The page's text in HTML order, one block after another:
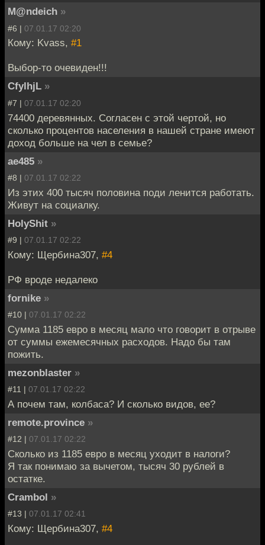
M@ndeich »
#6 | 07.01.17 02:20
Кому: Kvass, #1
Выбор-то очевиден!!!
CfylhjL »
#7 | 07.01.17 02:20
74400 деревянных. Согласен с этой чертой, но
сколько процентов населения в нашей стране имеют
доход больше на чел в семье?
ae485 »
#8 | 07.01.17 02:22
Из этих 400 тысяч половина поди ленится работать.
Живут на социалку.
HolyShit »
#9 | 07.01.17 02:22
Кому: Щербина307, #4
РФ вроде недалеко
fornike »
#10 | 07.01.17 02:22
Сумма 1185 евро в месяц мало что говорит в отрыве
от суммы ежемесячных расходов. Надо бы там
пожить.
mezonblaster »
#11 | 07.01.17 02:22
А почем там, колбаса? И сколько видов, ее?
remote.province »
#12 | 07.01.17 02:22
Сколько из 1185 евро в месяц уходит в налоги?
Я так понимаю за вычетом, тысяч 30 рублей в
остатке.
Crambol »
#13 | 07.01.17 02:41
Кому: Щербина307, #4